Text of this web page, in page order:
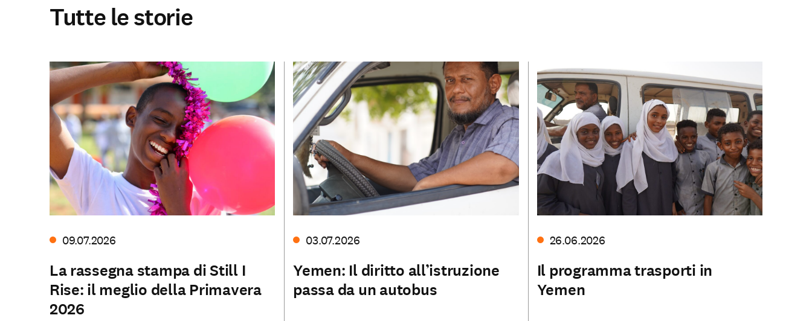
Il nostro lavoro
Tutte le storie
09.07.2026
La rassegna stampa di Still I
Rise: il meglio della Primavera
2026
03.07.2026
Yemen: Il diritto all’istruzione
passa da un autobus
26.06.2026
Il programma trasporti in
Yemen